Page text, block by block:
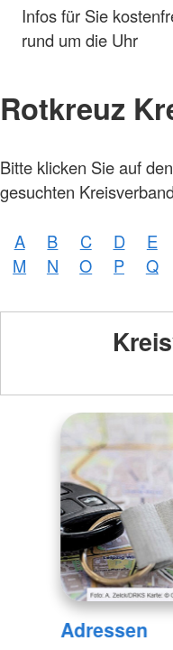
Infos für Sie
rund um die Uhr
Rotkreuz
Bitte klicken Sie auf
gesuchten
A B C D E
M
N O P Q
Adressen